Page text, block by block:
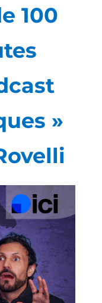
100
»